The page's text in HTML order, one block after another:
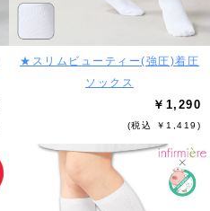
★スリムビューティー(強圧)着圧
ソックス
￥1,290
(税込 ￥1,419)